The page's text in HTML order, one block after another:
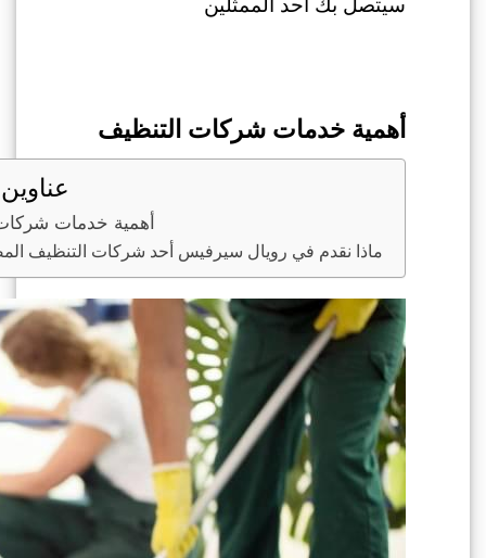
أهمية خدمات شركات التنظيف
أهمية خدمات
ماذا نقدم في رويال سيرفيس أحد شركات التنظيف